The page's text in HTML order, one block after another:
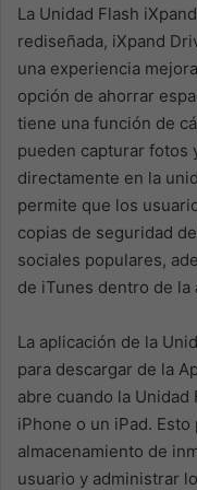
La Unidad Flash
rediseñada, iXpand
una experiencia
opción de ahorrar
tiene una función de
pueden capturar fotos
directamente en la
permite que los
copias de seguridad
sociales populares,
de iTunes dentro de la
La aplicación de la
para descargar de la
abre cuando la Unidad
iPhone o un iPad.
almacenamiento de
usuario y administrar